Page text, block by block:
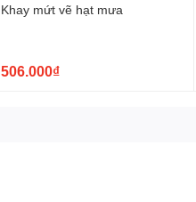
Khay mứt vẽ hạt mưa
506.000₫